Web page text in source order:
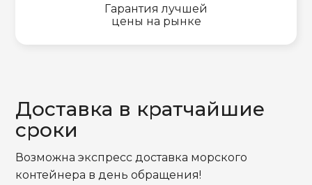
Гарантия лучшей
цены на рынке
Доставка в кратчайшие
сроки
Возможна экспресс доставка морского
контейнера в день обращения!